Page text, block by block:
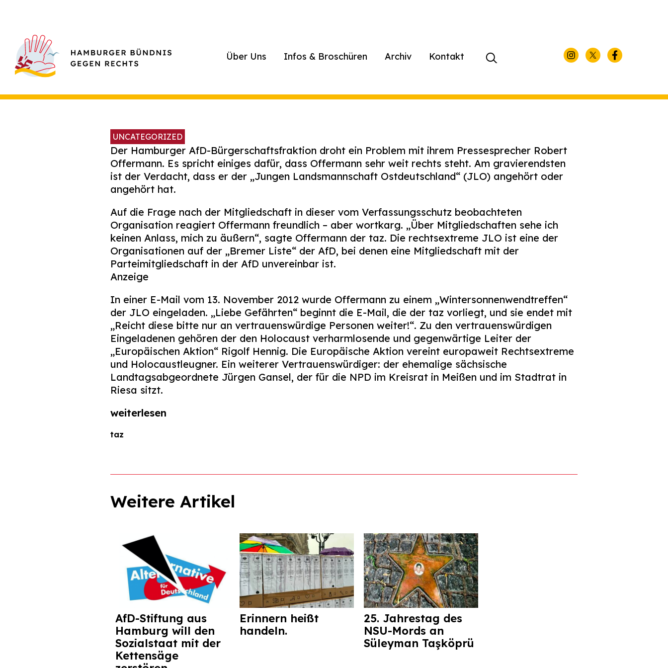
Über Uns Infos & Broschüren Archiv KontaktSuchen
UNCATEGORIZED
Der Hamburger AfD-Bürgerschaftsfraktion droht ein Problem mit ihrem Pressesprecher Robert
Offermann. Es spricht einiges dafür, dass Offermann sehr weit rechts steht. Am gravierendsten
ist der Verdacht, dass er der „Jungen Landsmannschaft Ostdeutschland“ (JLO) angehört oder
angehört hat.
Auf die Frage nach der Mitgliedschaft in dieser vom Verfassungsschutz beobachteten
Organisation reagiert Offermann freundlich – aber wortkarg. „Über Mitgliedschaften sehe ich
keinen Anlass, mich zu äußern“, sagte Offermann der taz. Die rechtsextreme JLO ist eine der
Organisationen auf der „Bremer Liste“ der AfD, bei denen eine Mitgliedschaft mit der
Parteimitgliedschaft in der AfD unvereinbar ist.
Anzeige
In einer E-Mail vom 13. November 2012 wurde Offermann zu einem „Wintersonnenwendtreffen“
der JLO eingeladen. „Liebe Gefährten“ beginnt die E-Mail, die der taz vorliegt, und sie endet mit
„Reicht diese bitte nur an vertrauenswürdige Personen weiter!“. Zu den vertrauenswürdigen
Eingeladenen gehören der den Holocaust verharmlosende und gegenwärtige Leiter der
„Europäischen Aktion“ Rigolf Hennig. Die Europäische Aktion vereint europaweit Rechtsextreme
und Holocaustleugner. Ein weiterer Vertrauenswürdiger: der ehemalige sächsische
Landtagsabgeordnete Jürgen Gansel, der für die NPD im Kreisrat in Meißen und im Stadtrat in
Riesa sitzt.
weiterlesen
taz
Weitere Artikel
AfD-Stiftung aus
Hamburg will den
Sozialstaat mit der
Kettensäge
Erinnern heißt
handeln.
25. Jahrestag des
NSU-Mords an
Süleyman Taşköprü